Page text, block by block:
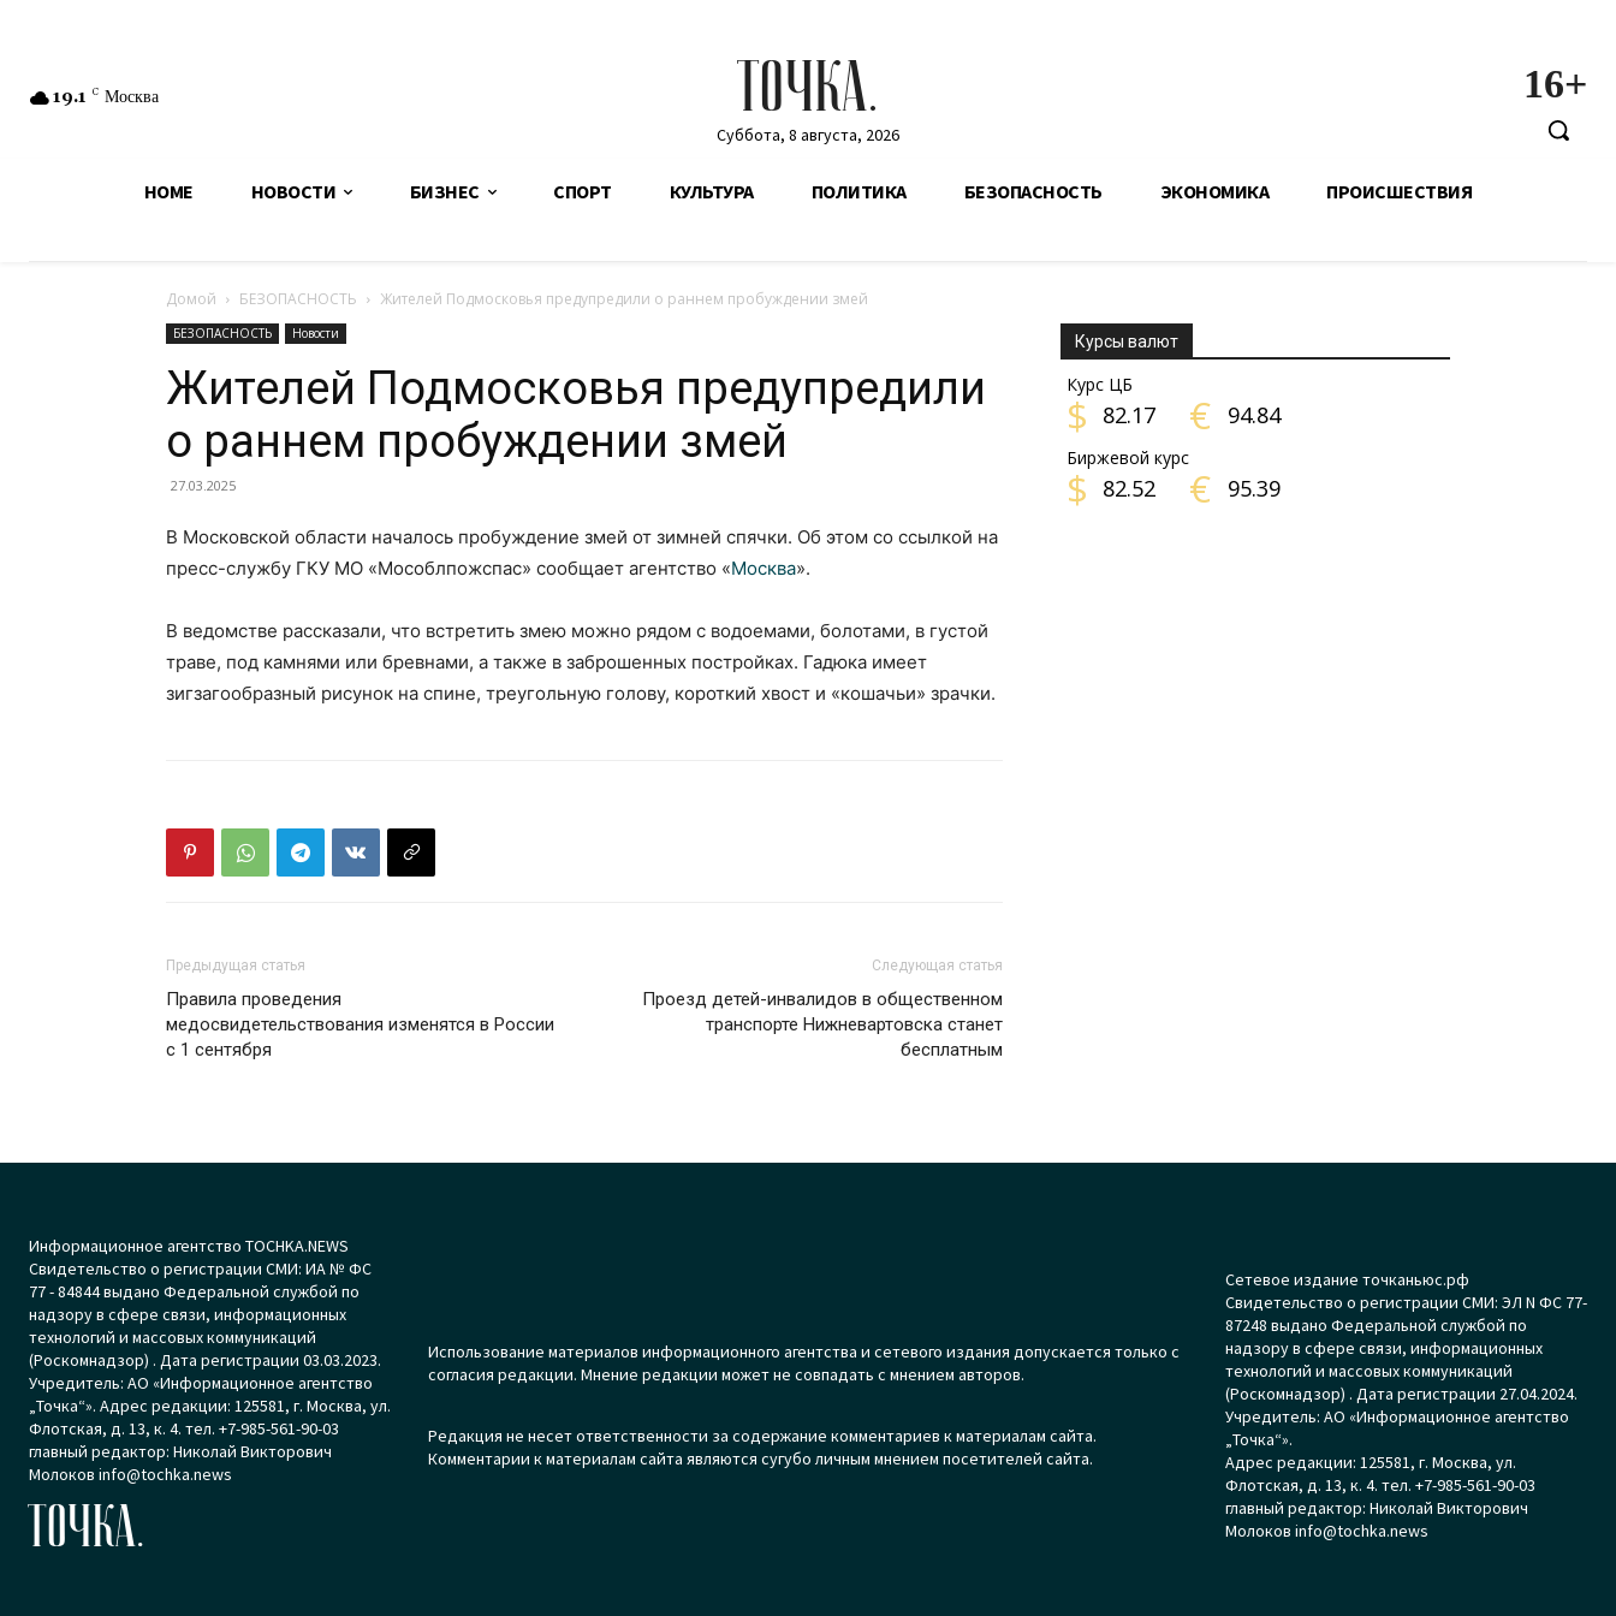
19.1 C Москва ТОЧКА.
Суббота, 8 августа, 2026
16+
HOME НОВОСТИ БИЗНЕС СПОРТ КУЛЬТУРА ПОЛИТИКА БЕЗОПАСНОСТЬ ЭКОНОМИКА ПРОИСШЕСТВИЯ
Домой БЕЗОПАСНОСТЬ Жителей Подмосковья предупредили о раннем пробуждении змей
БЕЗОПАСНОСТЬ Новости
Жителей Подмосковья предупредили
о раннем пробуждении змей
27.03.2025
В Московской области началось пробуждение змей от зимней спячки. Об этом со ссылкой на
пресс-службу ГКУ МО «Мособлпожспас» сообщает агентство «Москва».
В ведомстве рассказали, что встретить змею можно рядом с водоемами, болотами, в густой
траве, под камнями или бревнами, а также в заброшенных постройках. Гадюка имеет
зигзагообразный рисунок на спине, треугольную голову, короткий хвост и «кошачьи» зрачки.
Предыдущая статья
Правила проведения
медосвидетельствования изменятся в России
с 1 сентября
Следующая статья
Проезд детей-инвалидов в общественном
транспорте Нижневартовска станет
бесплатным
Курсы валют
Курс ЦБ
$ 82.17 € 94.84
Биржевой курс
$ 82.52 € 95.39
Информационное агентство TOCHKA.NEWS
Свидетельство о регистрации СМИ: ИА № ФС
77 - 84844 выдано Федеральной службой по
надзору в сфере связи, информационных
технологий и массовых коммуникаций
(Роскомнадзор) . Дата регистрации 03.03.2023.
Учредитель: АО «Информационное агентство
„Точка“». Адрес редакции: 125581, г. Москва, ул.
Флотская, д. 13, к. 4. тел. +7-985-561-90-03
главный редактор: Николай Викторович
Молоков info@tochka.news
ТОЧКА.
Использование материалов информационного агентства и сетевого издания допускается только с
согласия редакции. Мнение редакции может не совпадать с мнением авторов.
Редакция не несет ответственности за содержание комментариев к материалам сайта.
Комментарии к материалам сайта являются сугубо личным мнением посетителей сайта.
Сетевое издание точканьюс.рф
Свидетельство о регистрации СМИ: ЭЛ N ФС 77-
87248 выдано Федеральной службой по
надзору в сфере связи, информационных
технологий и массовых коммуникаций
(Роскомнадзор) . Дата регистрации 27.04.2024.
Учредитель: АО «Информационное агентство
„Точка“».
Адрес редакции: 125581, г. Москва, ул.
Флотская, д. 13, к. 4. тел. +7-985-561-90-03
главный редактор: Николай Викторович
Молоков info@tochka.news